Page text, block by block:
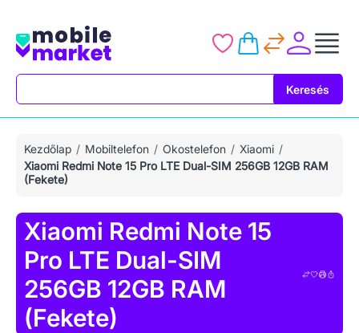
Keresés
Kezdőlap Mobiltelefon Okostelefon
Xiaomi
Xiaomi Redmi Note 15 Pro LTE Dual-SIM 256GB 12GB RAM
(Fekete)
Xiaomi Redmi Note 15
Pro LTE Dual-SIM
256GB 12GB RAM
(Fekete)